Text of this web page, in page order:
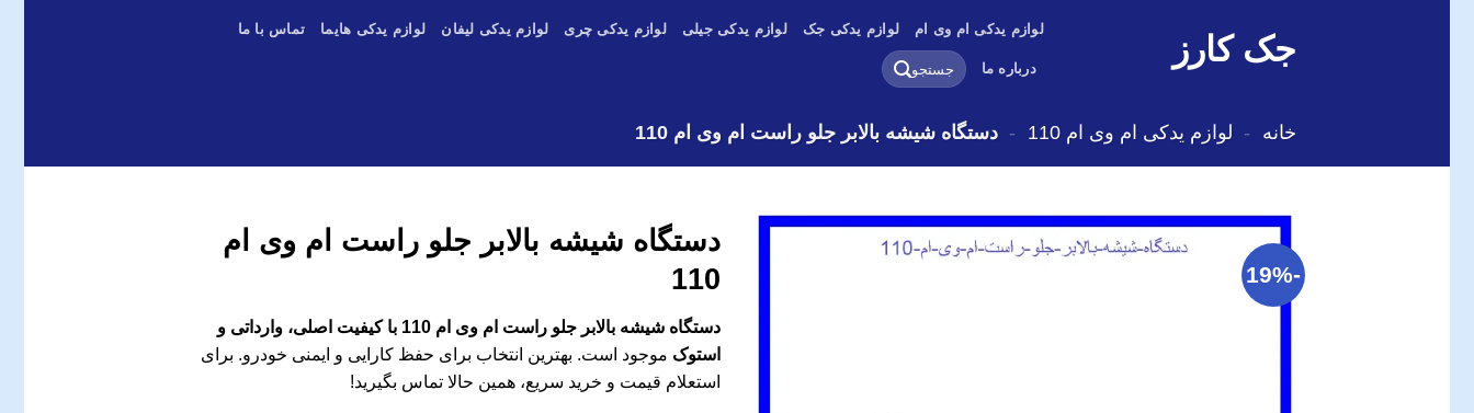
جک کارز
لوازم یدکی ام وی ام لوازم یدکی جک لوازم یدکی جیلی لوازم یدکی چری لوازم یدکی لیفان لوازم یدکی هایما تماس با ما
درباره ما
جستجو
برای:
خانه - لوازم یدکی ام وی ام 110 - دستگاه شیشه بالابر جلو راست ام وی ام 110
-19%
دستگاه شیشه بالابر جلو راست ام وی ام
110
دستگاه شیشه بالابر جلو راست ام وی ام 110 با کیفیت اصلی، وارداتی و
استوک موجود است. بهترین انتخاب برای حفظ کارایی و ایمنی خودرو. برای
استعلام قیمت و خرید سریع، همین حالا تماس بگیرید!